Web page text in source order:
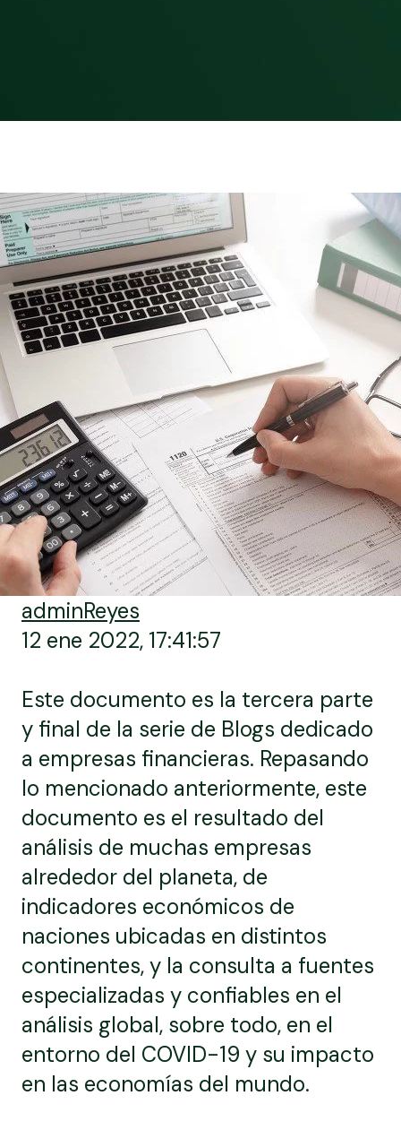
adminReyes
12 ene 2022, 17:41:57
Este documento es la tercera parte
y final de la serie de Blogs dedicado
a empresas financieras. Repasando
lo mencionado anteriormente, este
documento es el resultado del
análisis de muchas empresas
alrededor del planeta, de
indicadores económicos de
naciones ubicadas en distintos
continentes, y la consulta a fuentes
especializadas y confiables en el
análisis global, sobre todo, en el
entorno del COVID-19 y su impacto
en las economías del mundo.